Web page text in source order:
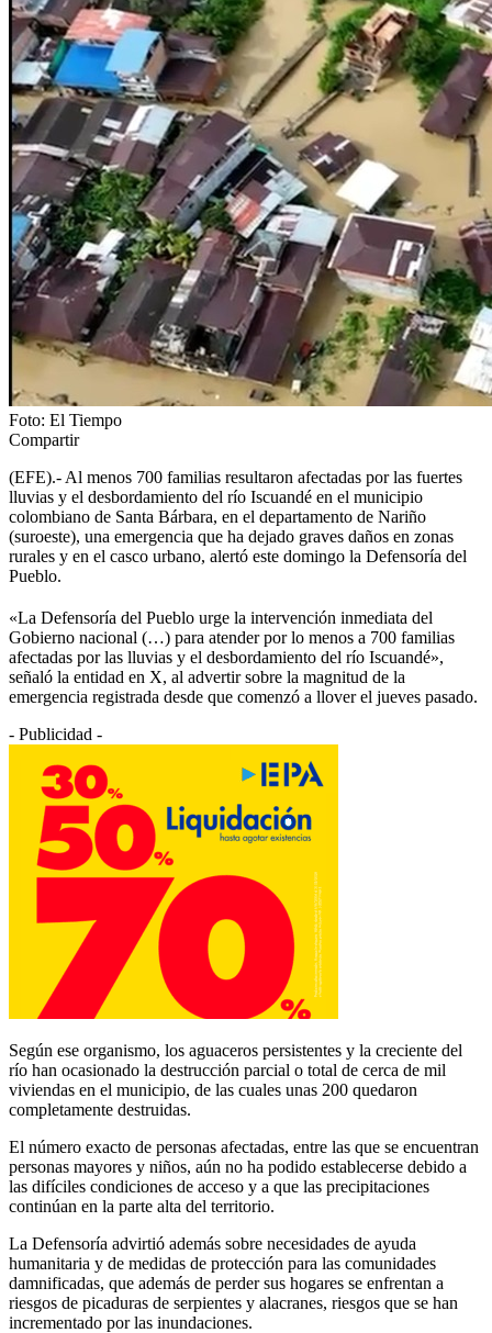
Foto: El Tiempo
Compartir
(EFE).- Al menos 700 familias resultaron afectadas por las fuertes
lluvias y el desbordamiento del río Iscuandé en el municipio
colombiano de Santa Bárbara, en el departamento de Nariño
(suroeste), una emergencia que ha dejado graves daños en zonas
rurales y en el casco urbano, alertó este domingo la Defensoría del
Pueblo.
«La Defensoría del Pueblo urge la intervención inmediata del
Gobierno nacional (…) para atender por lo menos a 700 familias
afectadas por las lluvias y el desbordamiento del río Iscuandé»,
señaló la entidad en X, al advertir sobre la magnitud de la
emergencia registrada desde que comenzó a llover el jueves pasado.
- Publicidad -
Según ese organismo, los aguaceros persistentes y la creciente del
río han ocasionado la destrucción parcial o total de cerca de mil
viviendas en el municipio, de las cuales unas 200 quedaron
completamente destruidas.
El número exacto de personas afectadas, entre las que se encuentran
personas mayores y niños, aún no ha podido establecerse debido a
las difíciles condiciones de acceso y a que las precipitaciones
continúan en la parte alta del territorio.
La Defensoría advirtió además sobre necesidades de ayuda
humanitaria y de medidas de protección para las comunidades
damnificadas, que además de perder sus hogares se enfrentan a
riesgos de picaduras de serpientes y alacranes, riesgos que se han
incrementado por las inundaciones.